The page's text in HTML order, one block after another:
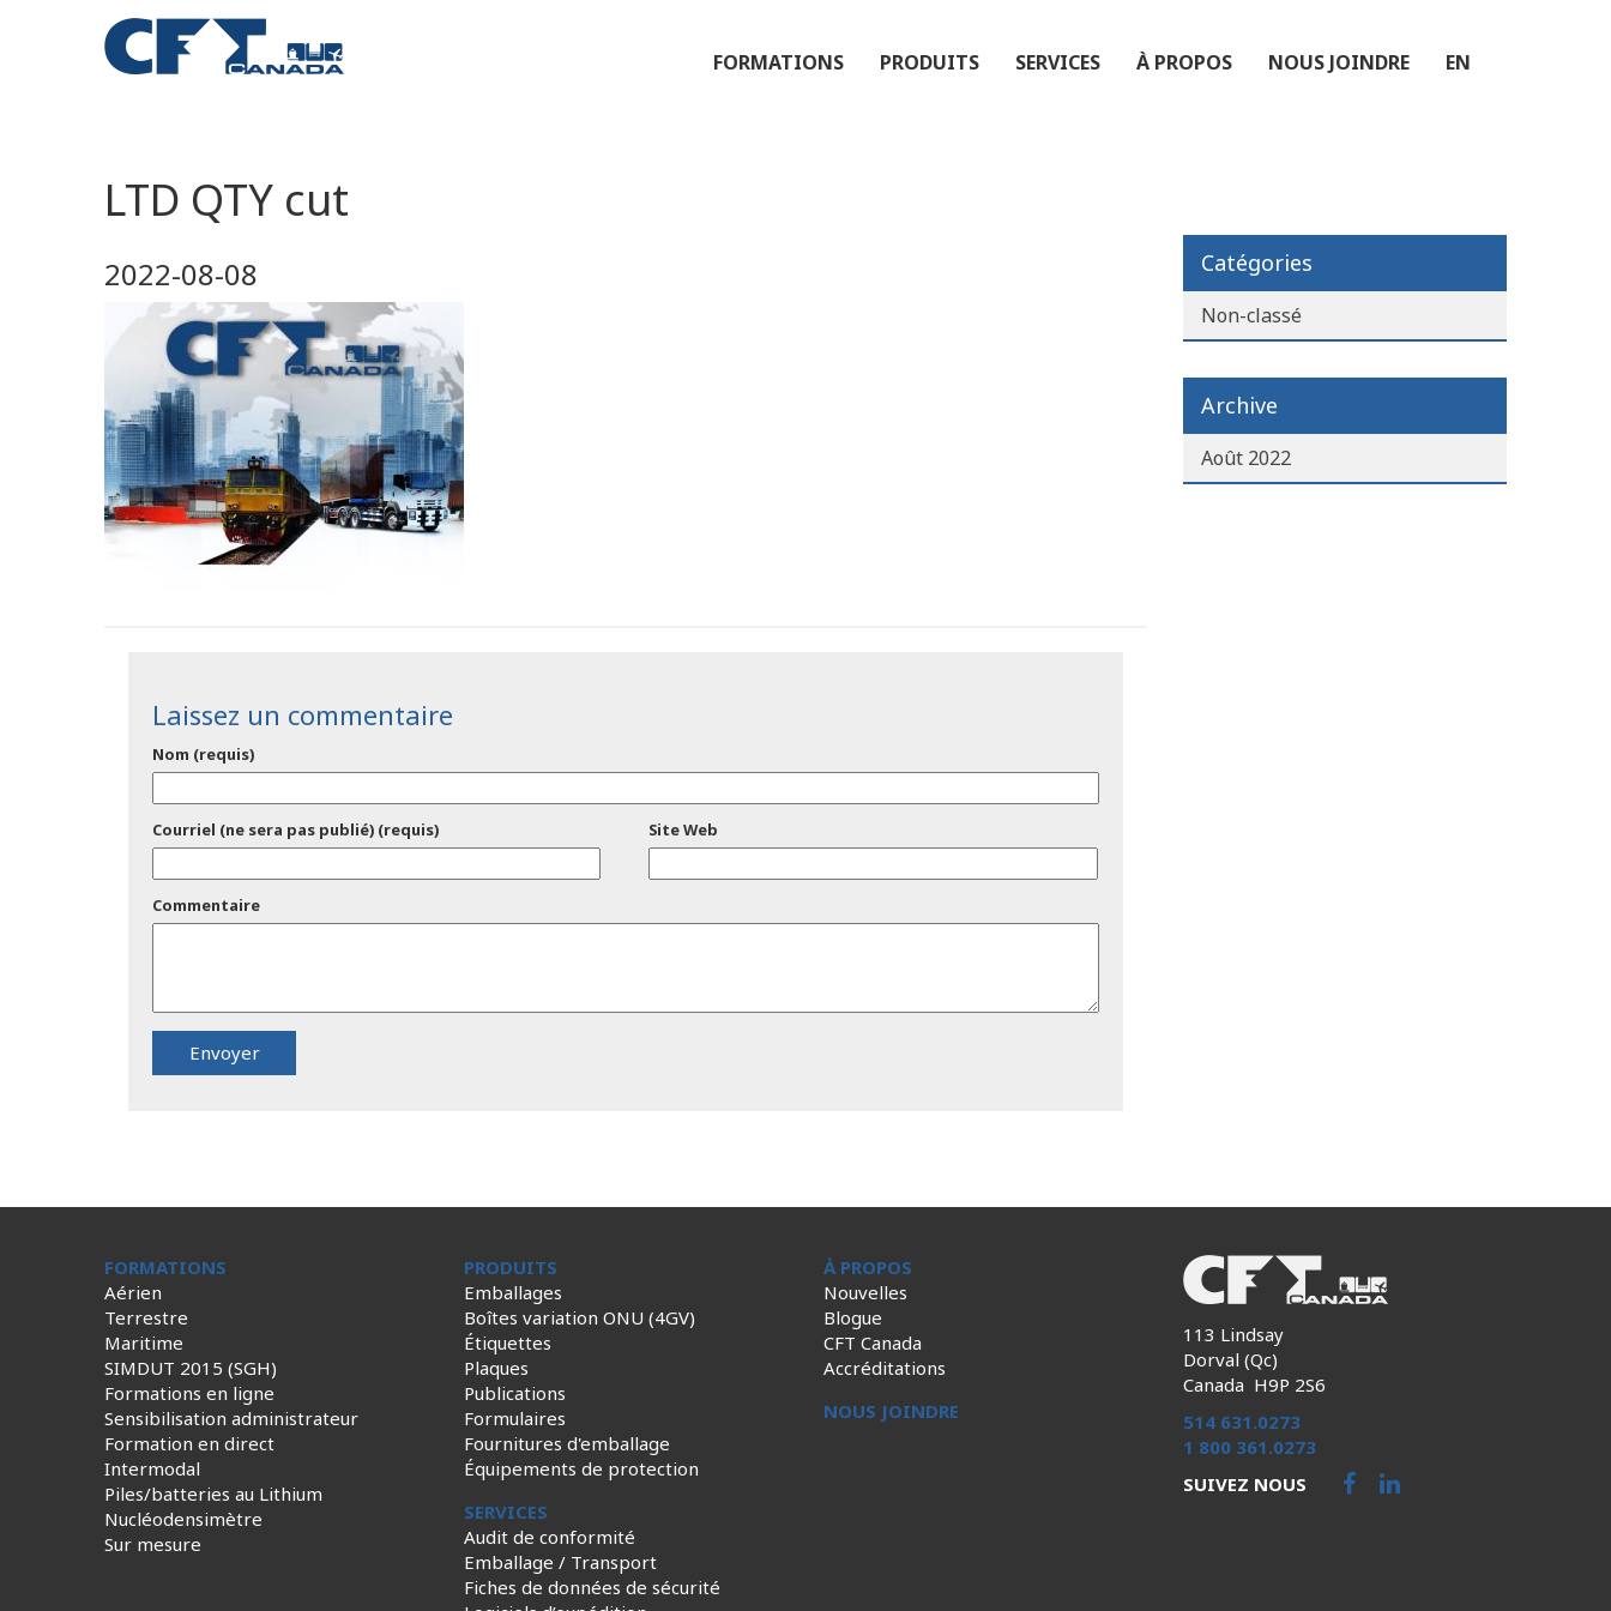
FORMATIONS PRODUITS SERVICES À PROPOS NOUS JOINDRE EN
LTD QTY cut
2022-08-08
Laissez un commentaire
Nom (requis)
Courriel (ne sera pas publié) (requis) Site Web
Commentaire
Catégories
Non-classé
Archive
Août 2022
FORMATIONS
Aérien
Terrestre
Maritime
SIMDUT 2015 (SGH)
Formations en ligne
Sensibilisation administrateur
Formation en direct
Intermodal
Piles/batteries au Lithium
Nucléodensimètre
Sur mesure
PRODUITS
Emballages
Boîtes variation ONU (4GV)
Étiquettes
Plaques
Publications
Formulaires
Fournitures d'emballage
Équipements de protection
SERVICES
Audit de conformité
Emballage / Transport
Fiches de données de sécurité
À PROPOS
Nouvelles
Blogue
CFT Canada
Accréditations
NOUS JOINDRE
113 Lindsay
Dorval (Qc)
Canada H9P 2S6
514 631.0273
1 800 361.0273
SUIVEZ NOUS